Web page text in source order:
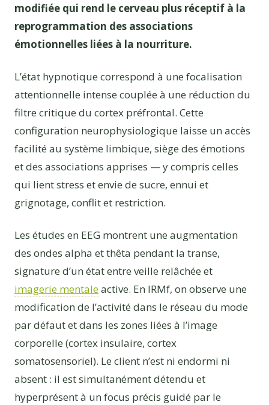
modifiée qui rend le cerveau plus réceptif à la
reprogrammation des associations
émotionnelles liées à la nourriture.
L’état hypnotique correspond à une focalisation
attentionnelle intense couplée à une réduction du
filtre critique du cortex préfrontal. Cette
configuration neurophysiologique laisse un accès
facilité au système limbique, siège des émotions
et des associations apprises — y compris celles
qui lient stress et envie de sucre, ennui et
grignotage, conflit et restriction.
Les études en EEG montrent une augmentation
des ondes alpha et thêta pendant la transe,
signature d’un état entre veille relâchée et
imagerie mentaleactive. En IRMf, on observe une
modification de l’activité dans le réseau du mode
par défaut et dans les zones liées à l’image
corporelle (cortex insulaire, cortex
somatosensoriel). Le client n’est ni endormi ni
absent : il est simultanément détendu et
hyperprésent à un focus précis guidé par le